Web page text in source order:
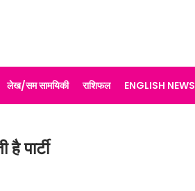
लेख/सम सामयिकी राशिफल ENGLISH NEWS
पार्टी